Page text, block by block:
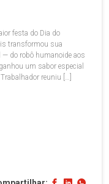
festa do Dia do
transformou sua
— do robô humanoide aos
um sabor especial
reuniu […]